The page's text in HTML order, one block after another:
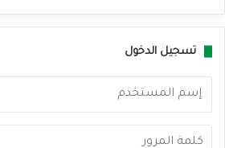
تسجيل الدخول